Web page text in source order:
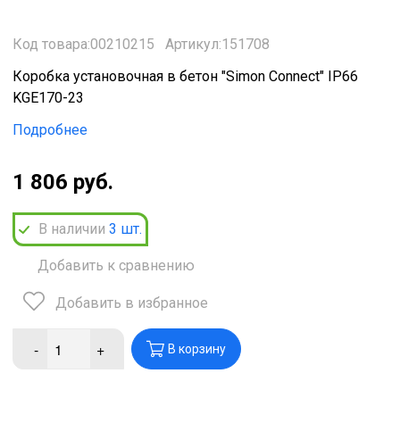
Код товара:00210215
Артикул:151708
Коробка установочная в бетон "Simon Connect" IP66
KGE170-23
Подробнее
1 806 руб.
В наличии 3 шт.
Добавить к сравнению
Добавить в избранное
- + В корзину